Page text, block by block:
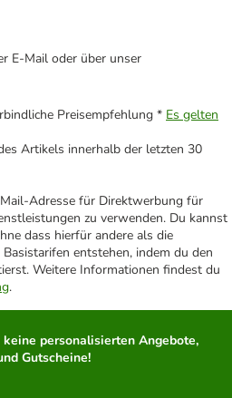
E‑Mail oder über unser
Preisempfehlung * Es gelten
Artikels innerhalb der letzten 30
Adresse für Direktwerbung für
zu verwenden. Du kannst
dass hierfür andere als die
entstehen, indem du den
Weitere Informationen findest du
.
keine personalisierten Angebote,
Gutscheine!